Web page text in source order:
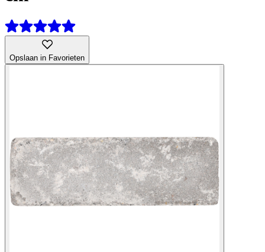
Opslaan in Favorieten